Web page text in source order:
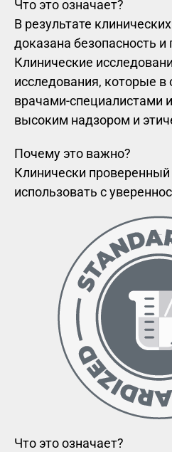
Что это означает?
В результате
доказана безопасность и
Клинические
исследования, которые в
врачами-специалистами
высоким надзором и
Почему это важно?
Клинически
использовать с
Что это означает?